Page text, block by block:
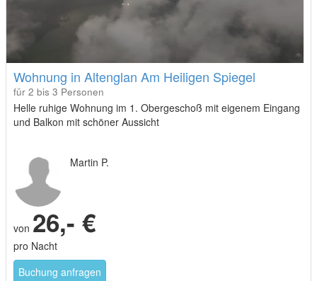
Wohnung in Altenglan Am Heiligen Spiegel
für 2 bis 3 Personen
Helle ruhige Wohnung im 1. Obergeschoß mit eigenem Eingang
und Balkon mit schöner Aussicht
Martin P.
von 26,- €
pro Nacht
Buchung anfragen